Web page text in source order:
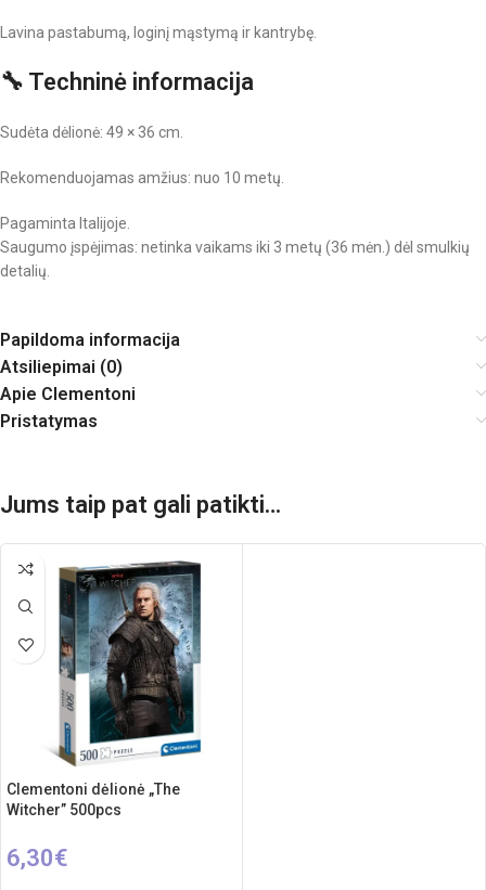
Lavina pastabumą, loginį mąstymą ir kantrybę.
🔧 Techninė informacija
Sudėta dėlionė: 49 × 36 cm.
Rekomenduojamas amžius: nuo 10 metų.
Pagaminta Italijoje.
Saugumo įspėjimas: netinka vaikams iki 3 metų (36 mėn.) dėl smulkių
detalių.
Papildoma informacija
Atsiliepimai (0)
Apie Clementoni
Pristatymas
Jums taip pat gali patikti…
Clementoni dėlionė „The
Witcher” 500pcs
6,30€